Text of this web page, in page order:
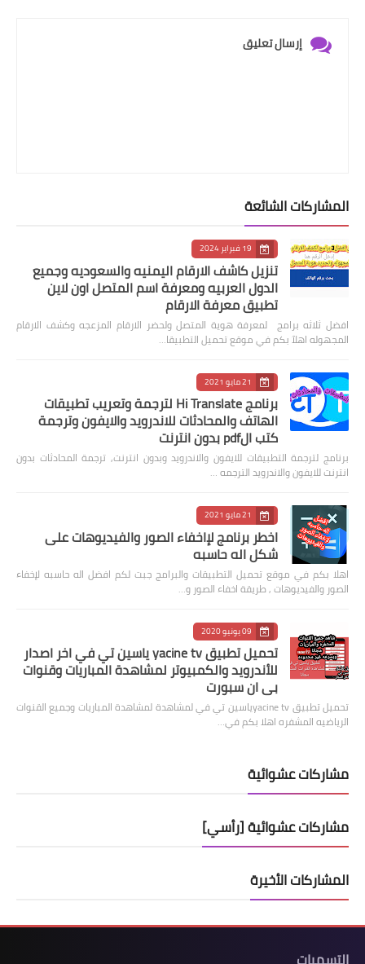
إرسال تعليق
المشاركات الشائعة
19 فبراير 2024
تنزيل كاشف الارقام اليمنيه والسعوديه وجميع
الدول العربيه ومعرفة اسم المتصل اون لاين
تطبيق معرفة الارقام
افضل ثلاثه برامج لمعرفة هوية المتصل ولحضر الارقام المزعجه وكشف الارقام
المجهوله اهلآ بكم في موقع تحميل التطبيقا…
21 مايو 2021
برنامج Hi Translate لترجمة وتعريب تطبيقات
الهاتف والمحادثات للاندرويد والايفون وترجمة
كتب الpdf بدون انترنت
برنامج لترجمة التطبيقات للايفون والاندرويد وبدون انترنت, ترجمة المحادثات بدون
انترنت للايفون والاندرويد الترجمه …
21 مايو 2021
اخطر برنامج لإاخفاء الصور والفيديوهات على
شكل اله حاسبه
اهلا بكم في موقع تحميل التطبيقات والبرامج جبت لكم افضل اله حاسبه لإخفاء
الصور والفيديوهات , طريقة اخفاء الصور و…
09 يونيو 2020
تحميل تطبيق yacine tv ياسين تي في اخر اصدار
للأندرويد والكمبيوتر لمشاهدة المباريات وقنوات
بي ان سبورت
تحميل تطبيق yacine tvياسين تي في لمشاهدة لمشاهدة المباريات وجميع القنوات
الرياضيه المشفره اهلا بكم في…
مشاركات عشوائية
مشاركات عشوائية [رأسي]
المشاركات الأخيرة